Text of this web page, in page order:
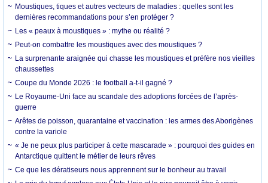
Moustiques, tiques et autres vecteurs de maladies : quelles sont les
dernières recommandations pour s’en protéger ?
Les « peaux à moustiques » : mythe ou réalité ?
Peut-on combattre les moustiques avec des moustiques ?
La surprenante araignée qui chasse les moustiques et préfère nos vieilles
chaussettes
Coupe du Monde 2026 : le football a-t-il gagné ?
Le Royaume-Uni face au scandale des adoptions forcées de l’après-
guerre
Arêtes de poisson, quarantaine et vaccination : les armes des Aborigènes
contre la variole
« Je ne peux plus participer à cette mascarade » : pourquoi des guides en
Antarctique quittent le métier de leurs rêves
Ce que les dératiseurs nous apprennent sur le bonheur au travail